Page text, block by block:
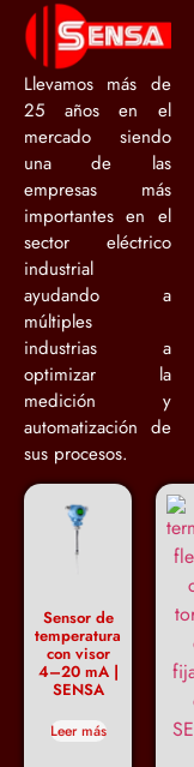
Llevamos más de
25 años en el
mercado siendo
una de las
empresas más
importantes en el
sector eléctrico
industrial
ayudando a
múltiples
industrias a
optimizar la
medición y
automatización de
sus procesos.
Sensor de
temperatura
con visor
4–20 mA |
SENSA
Leer más